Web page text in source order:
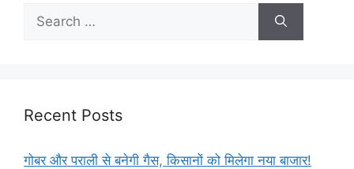
Recent Posts
गोबर और पराली से बनेगी गैस, किसानों को मिलेगा नया बाजार!